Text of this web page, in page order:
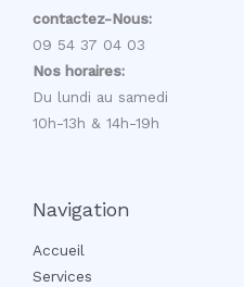
contactez-Nous:
09 54 37 04 03
Nos horaires:
Du lundi au samedi
10h-13h & 14h-19h
Navigation
Accueil
Services